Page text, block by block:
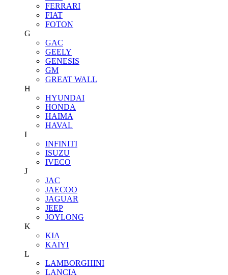
FERRARI
FIAT
FOTON
G
GAC
GEELY
GENESIS
GM
GREAT WALL
H
HYUNDAI
HONDA
HAIMA
HAVAL
I
INFINITI
ISUZU
IVECO
J
JAC
JAECOO
JAGUAR
JEEP
JOYLONG
K
KIA
KAIYI
L
LAMBORGHINI
LANCIA